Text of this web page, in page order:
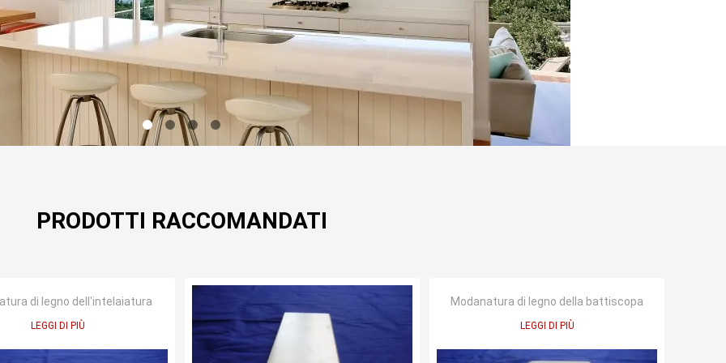
PRODOTTI RACCOMANDATI
di legno dell'intelaiatura
LEGGI DI PIÙ
Modanatura di legno della battiscopa
LEGGI DI PIÙ